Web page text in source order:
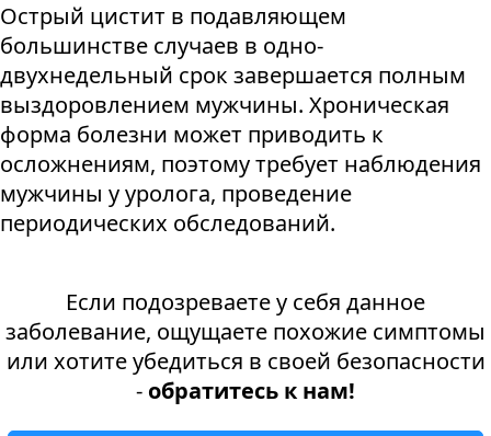
Острый цистит в подавляющем
большинстве случаев в одно-
двухнедельный срок завершается полным
выздоровлением мужчины. Хроническая
форма болезни может приводить к
осложнениям, поэтому требует наблюдения
мужчины у уролога, проведение
периодических обследований.
Если подозреваете у себя данное
заболевание, ощущаете похожие симптомы
или хотите убедиться в своей безопасности
- обратитесь к нам!